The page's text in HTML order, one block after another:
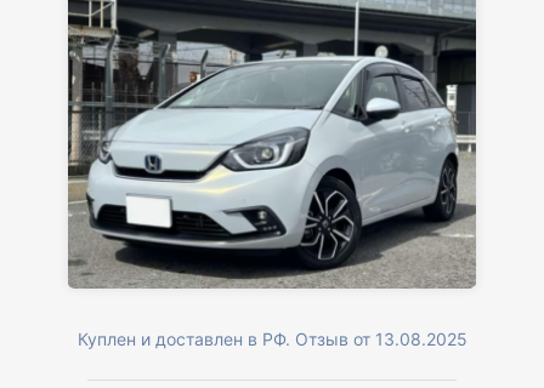
Куплен и доставлен в РФ. Отзыв от 13.08.2025